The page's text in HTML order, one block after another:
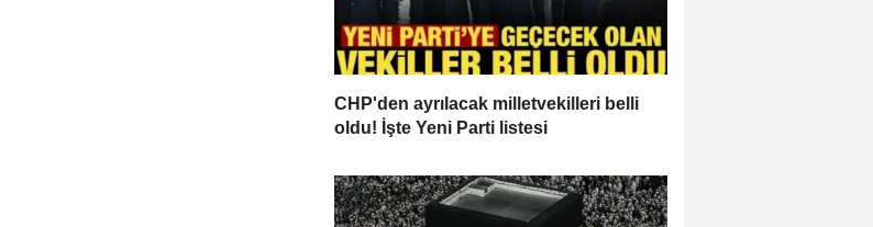
CHP'den ayrılacak milletvekilleri belli
oldu! İşte Yeni Parti listesi